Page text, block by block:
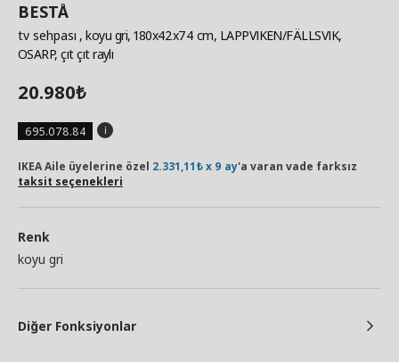
BESTÅ
tv sehpası , koyu gri, 180x42x74 cm, LAPPVIKEN/FÄLLSVIK,
OSARP, çıt çıt raylı
20.980₺
695.078.84
IKEA Aile üyelerine özel 2.331,11₺ x 9 ay'a varan vade farksız
taksit seçenekleri
Renk
koyu gri
Diğer Fonksiyonlar